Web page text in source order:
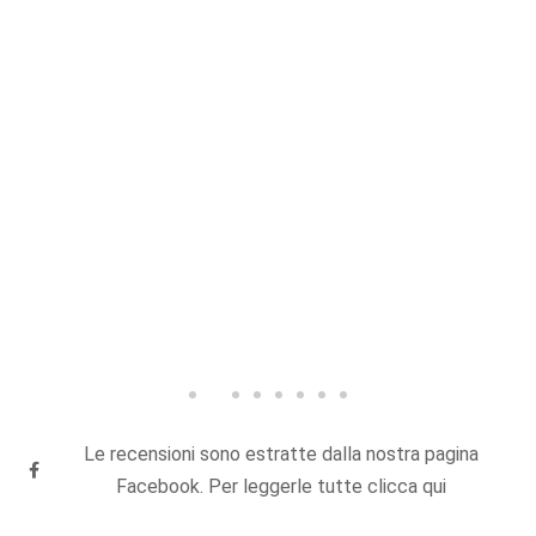
Le recensioni sono estratte dalla nostra pagina
Facebook. Per leggerle tutte clicca qui